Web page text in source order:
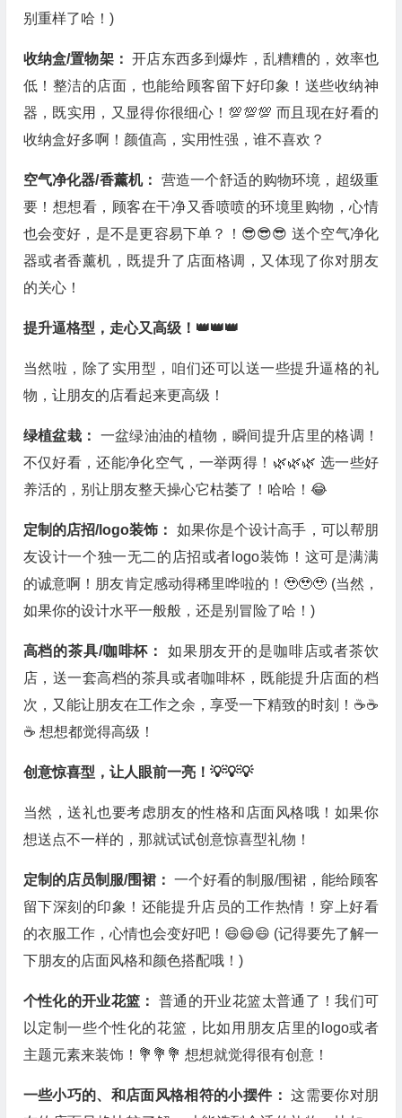
别重样了哈！)
收纳盒/置物架：开店东西多到爆炸，乱糟糟的，效率也
低！整洁的店面，也能给顾客留下好印象！送些收纳神
器，既实用，又显得你很细心！💯💯💯 而且现在好看的
收纳盒好多啊！颜值高，实用性强，谁不喜欢？
空气净化器/香薰机： 营造一个舒适的购物环境，超级重
要！想想看，顾客在干净又香喷喷的环境里购物，心情
也会变好，是不是更容易下单？！😎😎😎 送个空气净化
器或者香薰机，既提升了店面格调，又体现了你对朋友
的关心！
提升逼格型，走心又高级！👑👑👑
当然啦，除了实用型，咱们还可以送一些提升逼格的礼
物，让朋友的店看起来更高级！
绿植盆栽： 一盆绿油油的植物，瞬间提升店里的格调！
不仅好看，还能净化空气，一举两得！🌿🌿🌿 选一些好
养活的，别让朋友整天操心它枯萎了！哈哈！😂
定制的店招/logo装饰： 如果你是个设计高手，可以帮朋
友设计一个独一无二的店招或者logo装饰！这可是满满
的诚意啊！朋友肯定感动得稀里哗啦的！🥹🥹🥹 (当然，
如果你的设计水平一般般，还是别冒险了哈！)
高档的茶具/咖啡杯： 如果朋友开的是咖啡店或者茶饮
店，送一套高档的茶具或者咖啡杯，既能提升店面的档
次，又能让朋友在工作之余，享受一下精致的时刻！☕☕
☕ 想想都觉得高级！
创意惊喜型，让人眼前一亮！💡💡💡
当然，送礼也要考虑朋友的性格和店面风格哦！如果你
想送点不一样的，那就试试创意惊喜型礼物！
定制的店员制服/围裙： 一个好看的制服/围裙，能给顾客
留下深刻的印象！还能提升店员的工作热情！穿上好看
的衣服工作，心情也会变好吧！😄😄😄 (记得要先了解一
下朋友的店面风格和颜色搭配哦！)
个性化的开业花篮：普通的开业花篮太普通了！我们可
以定制一些个性化的花篮，比如用朋友店里的logo或者
主题元素来装饰！💐💐💐 想想就觉得很有创意！
一些小巧的、和店面风格相符的小摆件：这需要你对朋